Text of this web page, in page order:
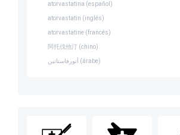
atorvastatina (español)
atorvastatin (inglés)
atorvastatine (francés)
阿托伐他汀 (chino)
أتورفاستاتين (árabe)